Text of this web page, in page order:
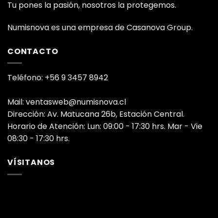
Tu pones la pasión, nosotros la protegemos.
Numisnova es una empresa de Casanova Group.
CONTACTO
Teléfono: +56 9 3457 8942
Mail: ventasweb@numisnova.cl
Dirección: Av. Matucana 26b, Estación Central.
Horario de Atención: Lun: 09:00 - 17:30 hrs. Mar - Vie
08:30 - 17:30 hrs.
VÍSITANOS